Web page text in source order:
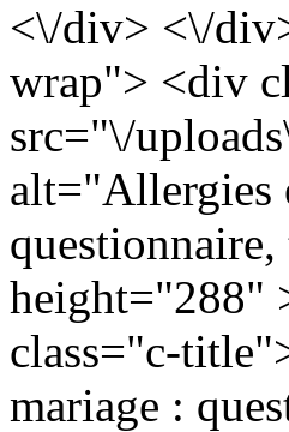
<\/div> <\/
wrap"> <div
src="\/
alt="Allergies
height="288"
class="c-
mariage :